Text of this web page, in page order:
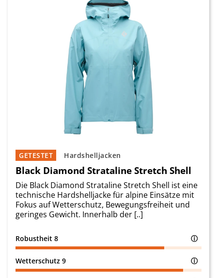
Hardshelljacken
GETESTET
Black Diamond Strataline Stretch Shell
Die Black Diamond Strataline Stretch Shell ist eine
technische Hardshelljacke für alpine Einsätze mit
Fokus auf Wetterschutz, Bewegungsfreiheit und
geringes Gewicht. Innerhalb der [..]
Robustheit 8 ⓘ
Wetterschutz 9 ⓘ